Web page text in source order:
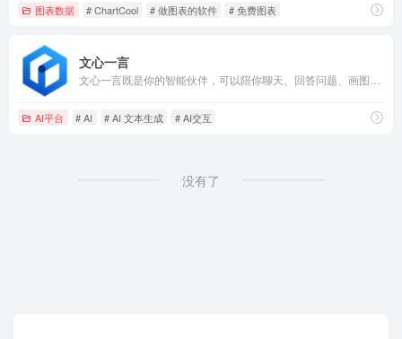
图表数据 # ChartCool # 做图表的软件 # 免费图表
文心一言
AI平台 # AI # AI 文本生成 # AI交互
没有了